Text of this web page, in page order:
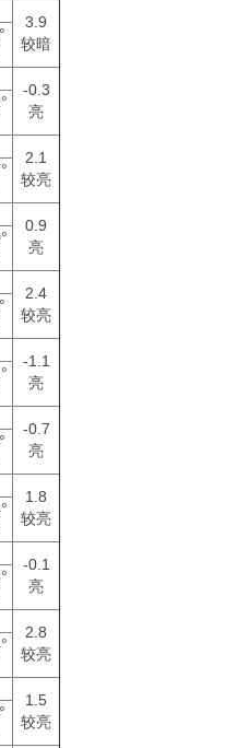
3.9
较暗
-0.3
亮
2.1
较亮
0.9
亮
2.4
较亮
-1.1
亮
-0.7
亮
1.8
较亮
-0.1
亮
2.8
较亮
1.5
较亮